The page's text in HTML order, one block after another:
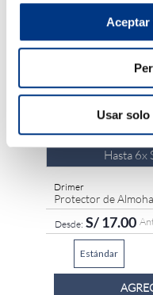
Aceptar
Usar solo
Hasta 6x
Drimer
Protector de
S/17.00
Estándar